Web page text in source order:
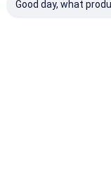
Good day, what